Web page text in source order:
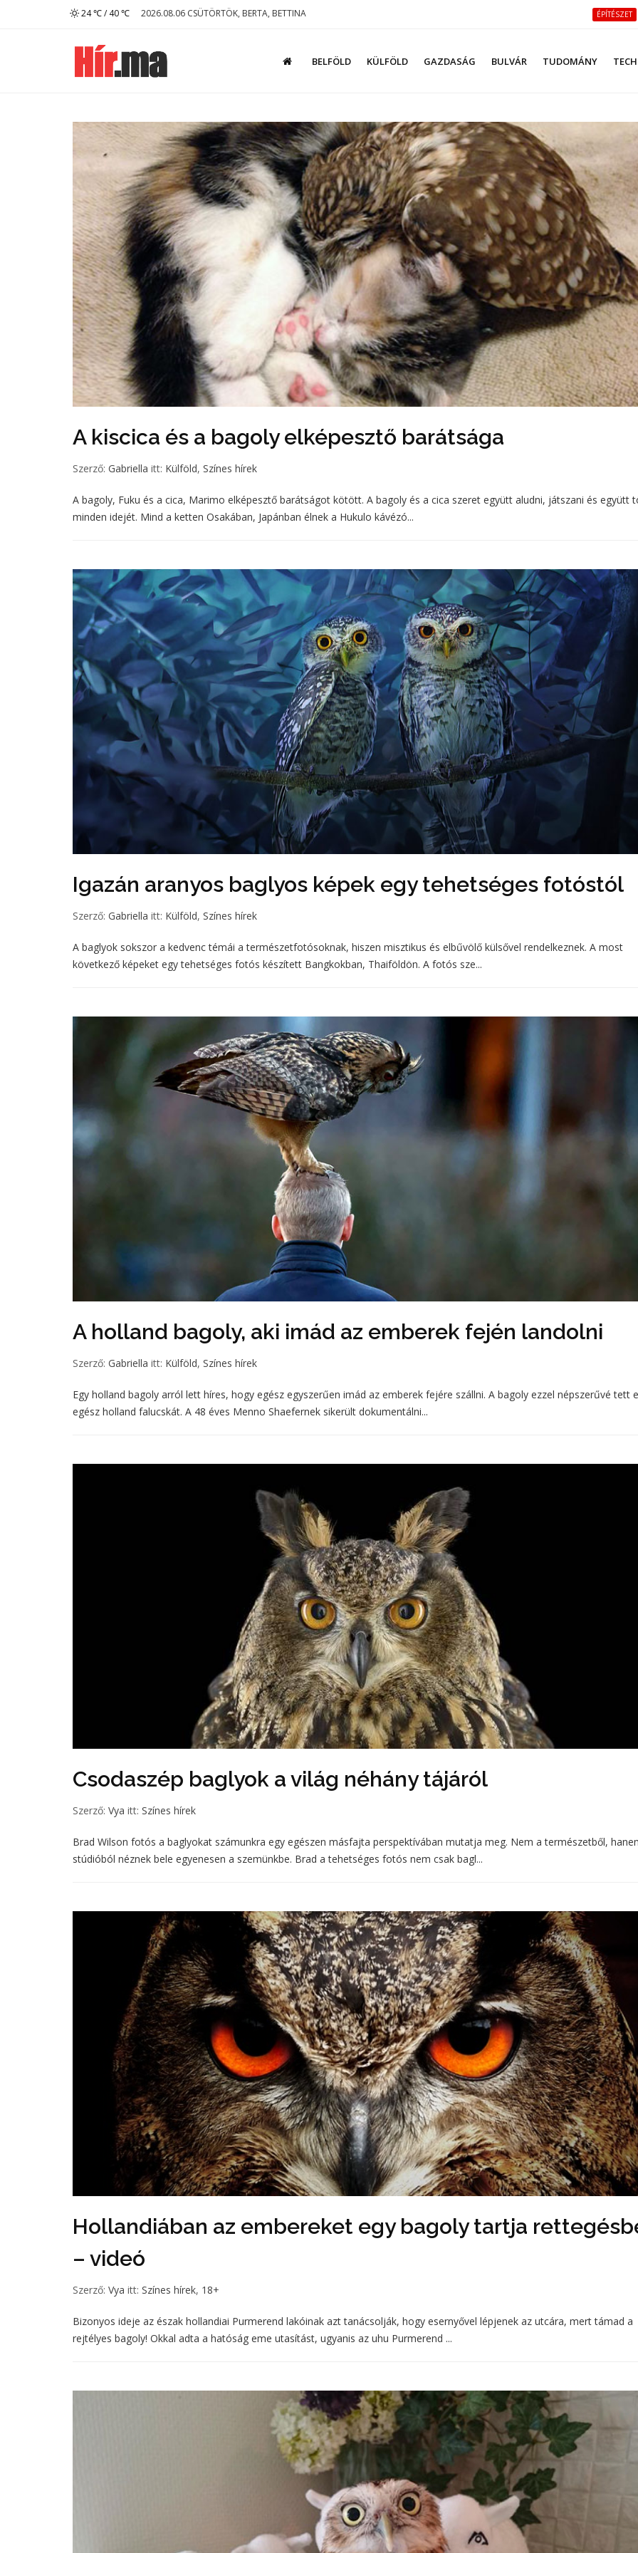
24 ℃ / 40 ℃ 2026.08.06 CSÜTÖRTÖK, BERTA, BETTINA ÉPÍTÉSZET
BELFÖLD KÜLFÖLD GAZDASÁG BULVÁR TUDOMÁNY TECH
A kiscica és a bagoly elképesztő barátsága
Szerző: Gabriella itt: Külföld, Színes hírek
A bagoly, Fuku és a cica, Marimo elképesztő barátságot kötött. A bagoly és a cica szeret együtt aludni, játszani és együtt
minden idejét. Mind a ketten Osakában, Japánban élnek a Hukulo kávézó...
Igazán aranyos baglyos képek egy tehetséges fotóstól
Szerző: Gabriella itt: Külföld, Színes hírek
A baglyok sokszor a kedvenc témái a természetfotósoknak, hiszen misztikus és elbűvölő külsővel rendelkeznek. A most
következő képeket egy tehetséges fotós készített Bangkokban, Thaiföldön. A fotós sze...
A holland bagoly, aki imád az emberek fején landolni
Szerző: Gabriella itt: Külföld, Színes hírek
Egy holland bagoly arról lett híres, hogy egész egyszerűen imád az emberek fejére szállni. A bagoly ezzel népszerűvé tett
egész holland falucskát. A 48 éves Menno Shaefernek sikerült dokumentálni...
Csodaszép baglyok a világ néhány tájáról
Szerző: Vya itt: Színes hírek
Brad Wilson fotós a baglyokat számunkra egy egészen másfajta perspektívában mutatja meg. Nem a természetből,
stúdióból néznek bele egyenesen a szemünkbe. Brad a tehetséges fotós nem csak bagl...
Hollandiában az embereket egy bagoly tartja
– videó
Szerző: Vya itt: Színes hírek, 18+
Bizonyos ideje az észak hollandiai Purmerend lakóinak azt tanácsolják, hogy esernyővel lépjenek az utcára, mert támad a
rejtélyes bagoly! Okkal adta a hatóság eme utasítást, ugyanis az uhu Purmerend ...